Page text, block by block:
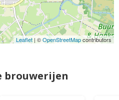
Leaflet | ©OpenStreetMapcontributors
brouwerijen